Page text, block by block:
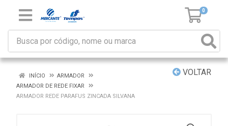
0
VOLTAR
INÍCIO
ARMADOR
ARMADOR DE REDE FIXAR
ARMADOR REDE PARAFUS ZINCADA SILVANA